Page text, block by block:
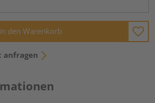
In den Warenkorb
anfragen